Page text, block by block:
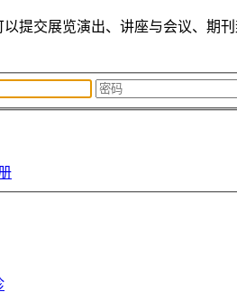
以提交展览演出、讲座与会议、期